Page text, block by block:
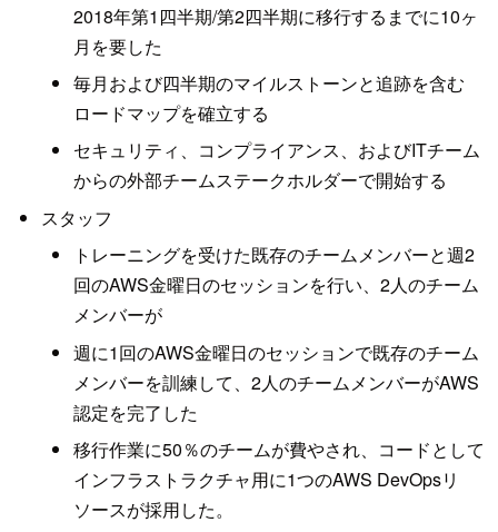
2018年第1四半期/第2四半期に移行するまでに10ヶ
月を要した
毎月および四半期のマイルストーンと追跡を含む
ロードマップを確立する
セキュリティ、コンプライアンス、およびITチーム
からの外部チームステークホルダーで開始する
スタッフ
トレーニングを受けた既存のチームメンバーと週2
回のAWS金曜日のセッションを行い、2人のチーム
メンバーが
週に1回のAWS金曜日のセッションで既存のチーム
メンバーを訓練して、2人のチームメンバーがAWS
認定を完了した
移行作業に50％のチームが費やされ、コードとして
インフラストラクチャ用に1つのAWS DevOpsリ
ソースが採用した。